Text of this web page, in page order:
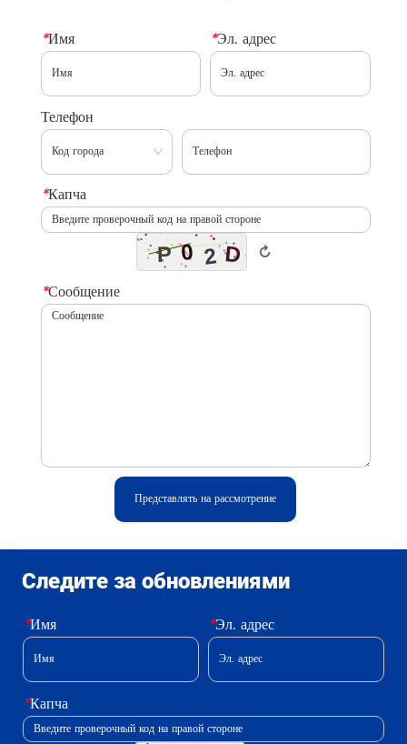
*Имя *Эл. адрес
Телефон
*Капча
↻
*Сообщение
Представлять на рассмотрение
Следите за обновлениями
*Имя *Эл. адрес
*Капча